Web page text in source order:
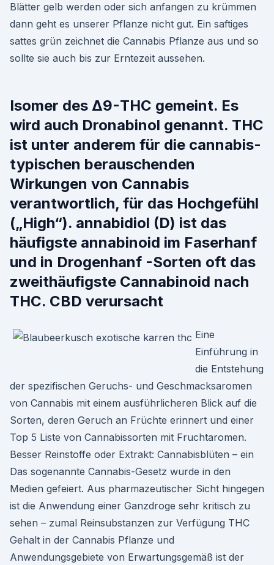
Blätter gelb werden oder sich anfangen zu krümmen
dann geht es unserer Pflanze nicht gut. Ein saftiges
sattes grün zeichnet die Cannabis Pflanze aus und so
sollte sie auch bis zur Erntezeit aussehen.
Isomer des Δ9-THC gemeint. Es
wird auch Dronabinol genannt. THC
ist unter anderem für die cannabis-
typischen berauschenden
Wirkungen von Cannabis
verantwortlich, für das Hochgefühl
(„High“). annabidiol (D) ist das
häufigste annabinoid im Faserhanf
und in Drogenhanf -Sorten oft das
zweithäufigste Cannabinoid nach
THC. CBD verursacht
Eine
Einführung in
die Entstehung
der spezifischen Geruchs- und Geschmacksaromen
von Cannabis mit einem ausführlicheren Blick auf die
Sorten, deren Geruch an Früchte erinnert und einer
Top 5 Liste von Cannabissorten mit Fruchtaromen.
Besser Reinstoffe oder Extrakt: Cannabisblüten – ein
Das sogenannte Cannabis-Gesetz wurde in den
Medien gefeiert. Aus pharmazeutischer Sicht hingegen
ist die Anwendung einer Ganzdroge sehr kritisch zu
sehen – zumal Reinsubstanzen zur Verfügung THC
Gehalt in der Cannabis Pflanze und
Anwendungsgebiete von Erwartungsgemäß ist der